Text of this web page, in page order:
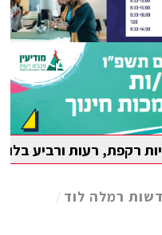
בלוד נהנו מקייטנת
רמלה לוד /